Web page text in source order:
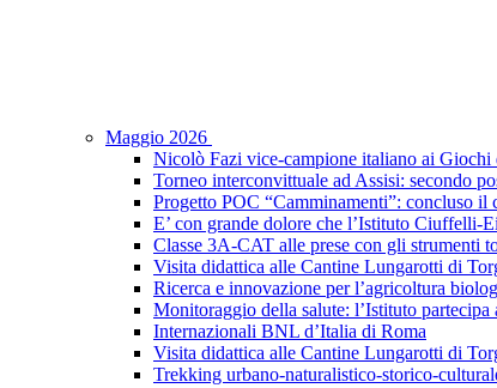
Maggio 2026
Nicolò Fazi vice-campione italiano ai Giochi
Torneo interconvittuale ad Assisi: secondo
Progetto POC “Camminamenti”: concluso
E’ con grande dolore che l’Istituto Ciuffelli-
Classe 3A-CAT alle prese con gli strumenti
Visita didattica alle Cantine Lungarotti di
Ricerca e innovazione per l’agricoltura
Monitoraggio della salute: l’Istituto
Internazionali BNL d’Italia di Roma
Visita didattica alle Cantine Lungarotti di
Trekking urbano-naturalistico-storico-